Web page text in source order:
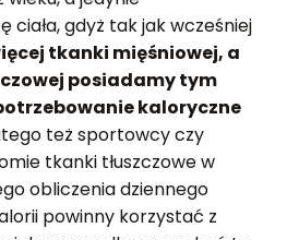
ciała, gdyż tak jak wcześniej
tkanki mięśniowej, a
posiadamy tym
kaloryczne
też sportowcy czy
tkanki tłuszczowe w
obliczenia dziennego
powinny korzystać z